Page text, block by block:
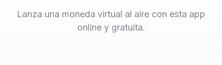
Lanza una moneda virtual al aire con esta app
online y gratuita.